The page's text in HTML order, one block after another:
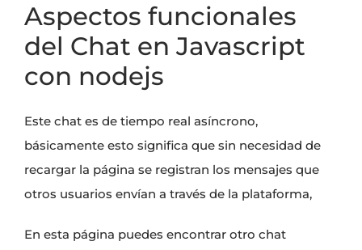
Aspectos funcionales
del Chat en Javascript
con nodejs
Este chat es de tiempo real asíncrono,
básicamente esto significa que sin necesidad de
recargar la página se registran los mensajes que
otros usuarios envían a través de la plataforma,
En esta página puedes encontrar otro chat